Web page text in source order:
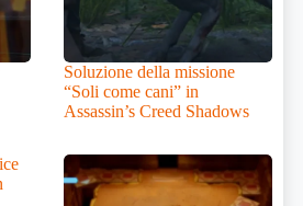
Soluzione della missione
“Soli come cani” in
Assassin’s Creed Shadows